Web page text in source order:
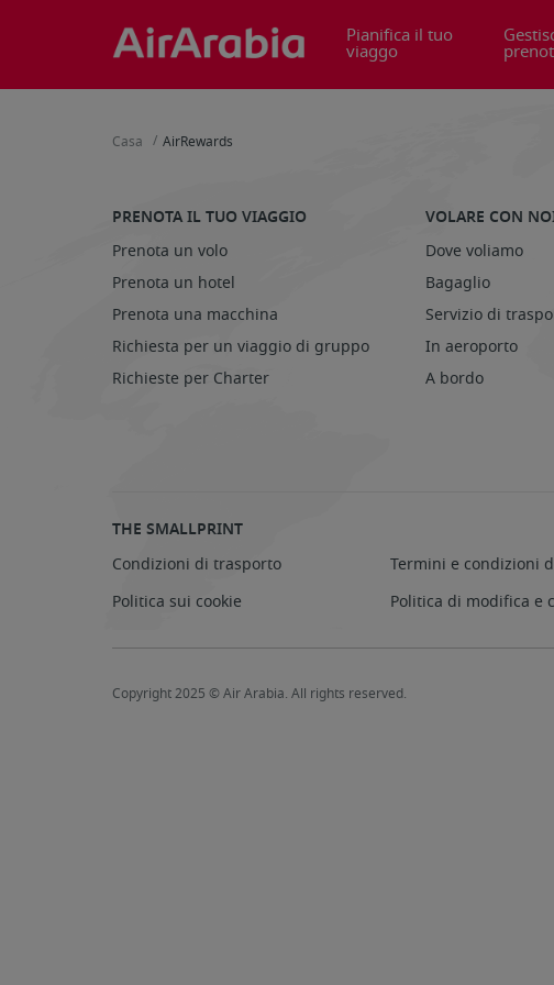
Pianifica il tuo
viaggo
Casa / AirRewards
PRENOTA IL TUO VIAGGIO
Prenota un volo
Prenota un hotel
Prenota una macchina
Richiesta per un viaggio di gruppo
Richieste per Charter
VOLARE CON
Dove voliamo
Bagaglio
Servizio di
In aeroporto
A bordo
THE SMALLPRINT
Condizioni di trasporto
Termini e condizioni
Politica sui cookie
Politica di modifica e
Copyright 2025 © Air Arabia. All rights reserved.